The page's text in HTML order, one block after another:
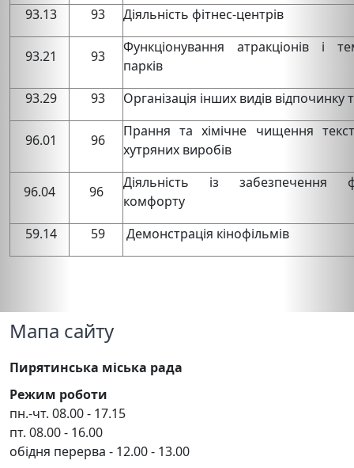
93.13
93 Діяльність фітнес-центрів
93.21 93
Функціонування атракціонів і
парків
93.29
93 Організація інших видів відпочинку
96.01 96
Прання та хімічне чищення
хутряних виробів
96.04 96
Діяльність із забезпечення
комфорту
59.14
59 Демонстрація кінофільмів
Мапа сайту
Пирятинська міська рада
Режим роботи
пн.-чт. 08.00 - 17.15
пт. 08.00 - 16.00
обідня перерва - 12.00 - 13.00